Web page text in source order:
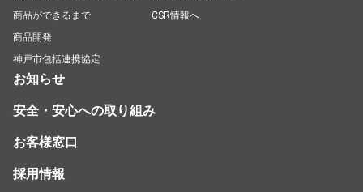
商品ができるまで
商品開発
神戸市包括連携協定
CSR情報へ
お知らせ
安全・安心への取り組み
お客様窓口
採用情報